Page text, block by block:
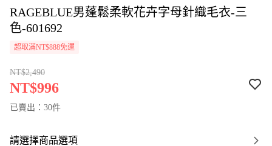
RAGEBLUE男蓬鬆柔軟花卉字母針織毛衣-三
色-601692
超取滿NT$888免運
NT$2,490
NT$996
已賣出：30件
請選擇商品選項